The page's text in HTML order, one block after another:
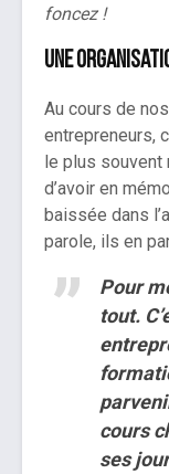
foncez !
Une
Au cours de
entrepreneurs,
le plus souvent
d’avoir en
baissée dans
parole, ils en
Pour
tout.
cours
ses